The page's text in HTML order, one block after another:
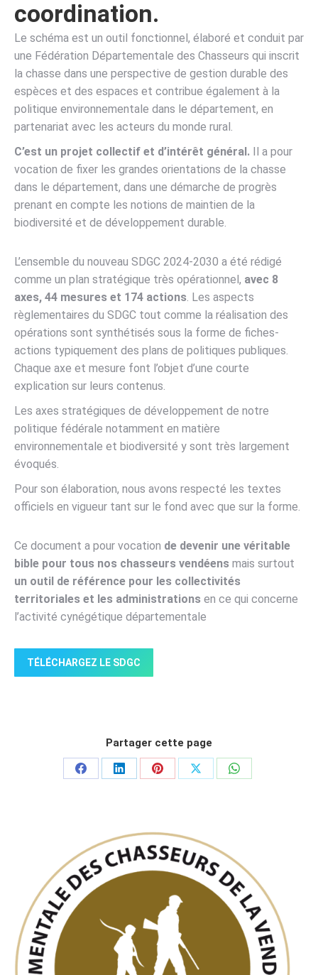
coordination.
Le schéma est un outil fonctionnel, élaboré et conduit par
une Fédération Départementale des Chasseurs qui inscrit
la chasse dans une perspective de gestion durable des
espèces et des espaces et contribue également à la
politique environnementale dans le département, en
partenariat avec les acteurs du monde rural.
C’est un projet collectif et d’intérêt général. Il a pour
vocation de fixer les grandes orientations de la chasse
dans le département, dans une démarche de progrès
prenant en compte les notions de maintien de la
biodiversité et de développement durable.
L’ensemble du nouveau SDGC 2024-2030 a été rédigé
comme un plan stratégique très opérationnel, avec 8
axes, 44 mesures et 174 actions. Les aspects
règlementaires du SDGC tout comme la réalisation des
opérations sont synthétisés sous la forme de fiches-
actions typiquement des plans de politiques publiques.
Chaque axe et mesure font l’objet d’une courte
explication sur leurs contenus.
Les axes stratégiques de développement de notre
politique fédérale notamment en matière
environnementale et biodiversité y sont très largement
évoqués.
Pour son élaboration, nous avons respecté les textes
officiels en vigueur tant sur le fond avec que sur la forme.
Ce document a pour vocation de devenir une véritable
bible pour tous nos chasseurs vendéens mais surtout
un outil de référence pour les collectivités
territoriales et les administrations en ce qui concerne
l’activité cynégétique départementale
TÉLÉCHARGEZ LE SDGC
Partager cette page
PartagerPartagerPartagerPartagerPartager